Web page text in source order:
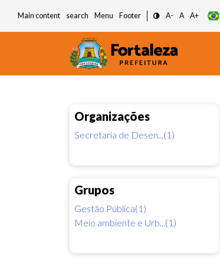
Main content search Menu Footer A- A A+
Organizações
Secretaria de Desen...(1)
Grupos
Gestão Pública(1)
Meio ambiente e Urb...(1)